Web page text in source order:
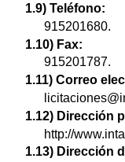
1.9) Teléfono:
915201680.
1.10) Fax:
915201787.
1.11) Correo
1.12) Dirección
http://
1.13) Dirección